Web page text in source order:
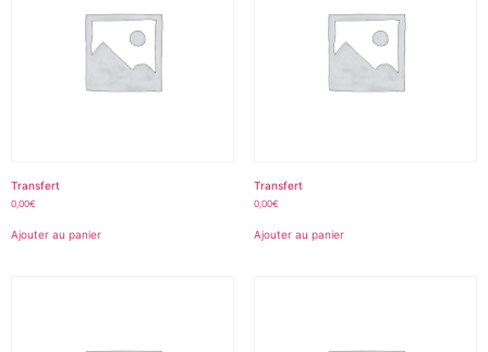
Transfert
0,00€
Ajouter au panier
Transfert
0,00€
Ajouter au panier